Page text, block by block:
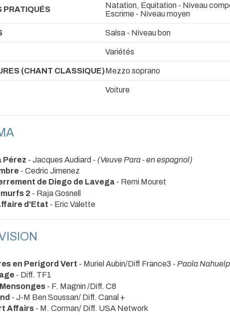
PRATIQUÉS
Natation, Equitation - Niveau
Escrime - Niveau moyen
Salsa - Niveau bon
Variétés
(CHANT CLASSIQUE)Mezzo soprano
Voiture
Pérez - Jacques Audiard - (Veuve Para - en espagnol)
- Cedric Jimenez
de Diego de Lavega - Remi Mouret
2 - Raja Gosnell
d'Etat - Eric Valette
en Perigord Vert - Muriel Aubin/Diff France3 - Paola
- Diff. TF1
- F. Magnin /Diff. C8
- J-M Ben Soussan/ Diff. Canal +
Affairs - M. Corman/ Diff. USA Network